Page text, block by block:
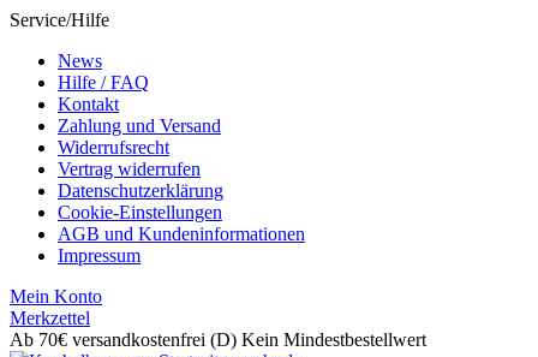
Service/Hilfe
News
Hilfe / FAQ
Kontakt
Zahlung und Versand
Widerrufsrecht
Vertrag widerrufen
Datenschutzerklärung
Cookie-Einstellungen
AGB und Kundeninformationen
Impressum
Mein Konto
Merkzettel
Ab 70€ versandkostenfrei (D) Kein Mindestbestellwert